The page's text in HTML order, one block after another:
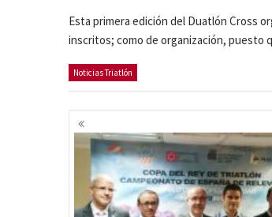
Esta primera edición del Duatlón Cross
inscritos; como de organización, puesto
Noticias Triatlón
Navegación
de
entradas